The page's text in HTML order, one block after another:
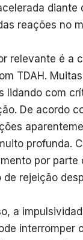
reações no
relevante é a
TDAH.
lidando com
De acordo
profunda.
por parte
de rejeição
a
interromper